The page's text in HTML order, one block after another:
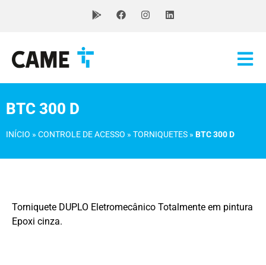
BTC 300 D
INÍCIO » CONTROLE DE ACESSO » TORNIQUETES » BTC 300 D
Torniquete DUPLO Eletromecânico Totalmente em pintura
Epoxi cinza.